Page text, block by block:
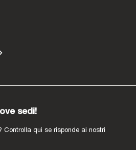
sedi!
Controlla qui se risponde ai nostri